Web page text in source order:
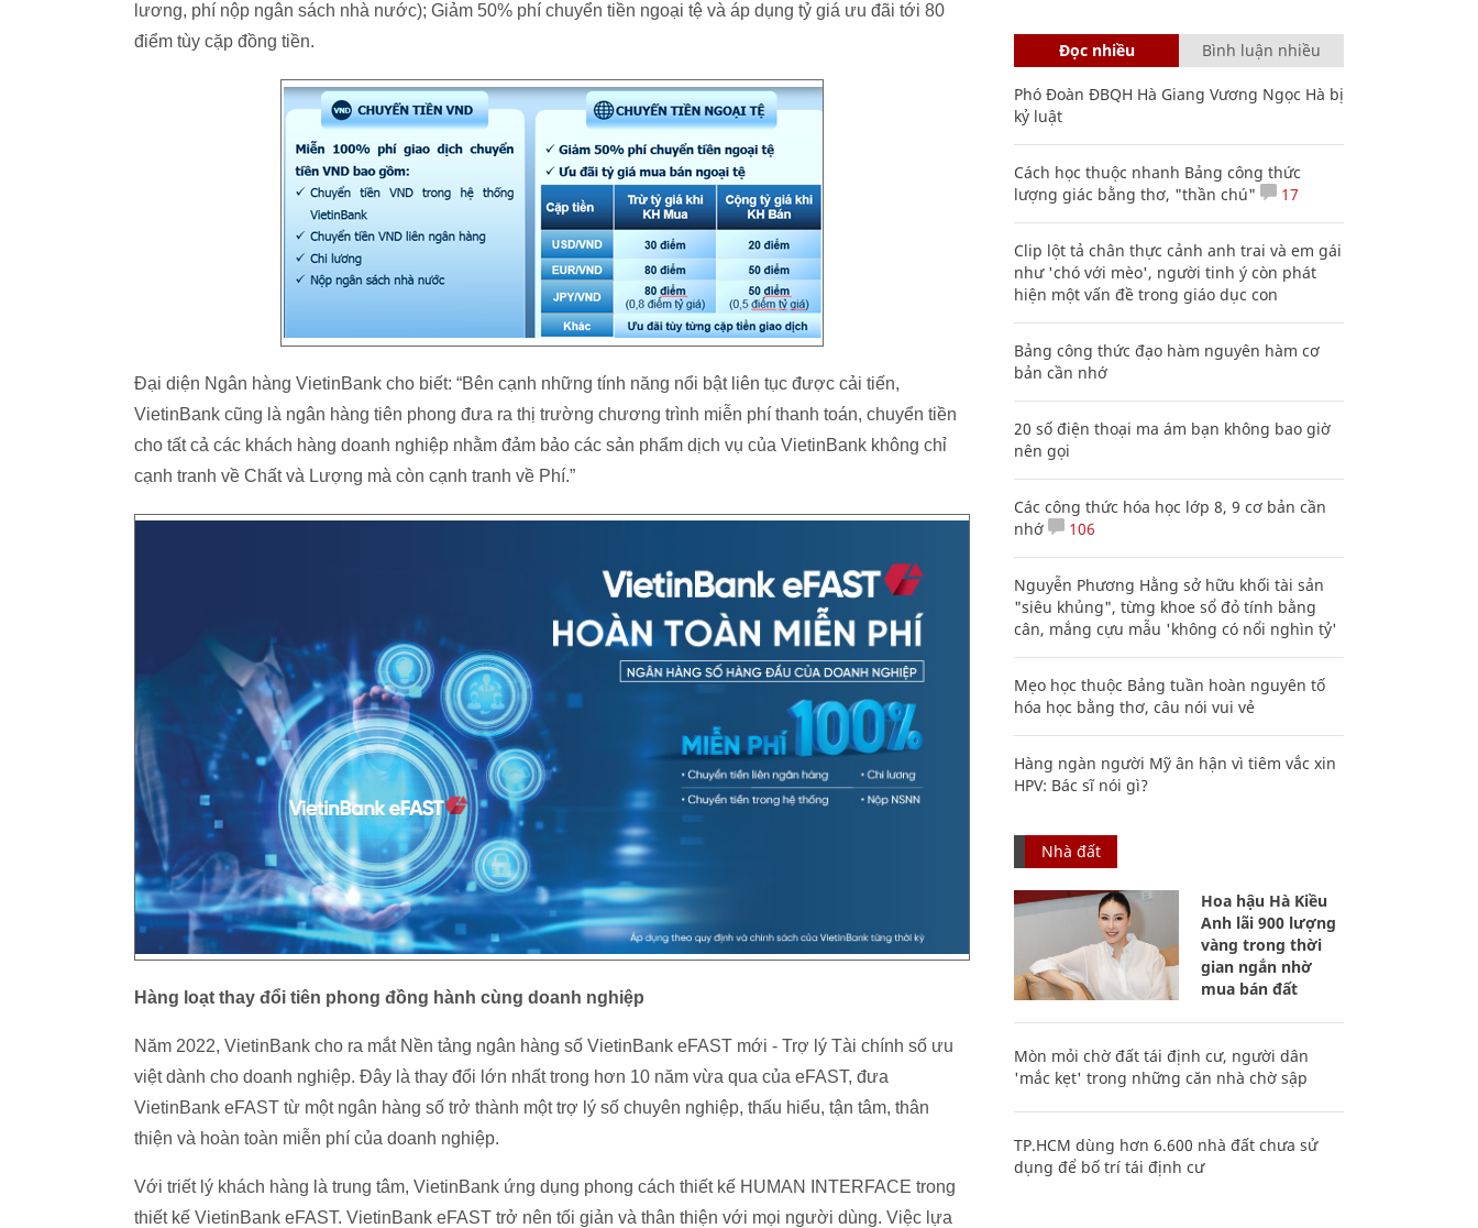
lương, phí nộp ngân sách nhà nước); Giảm 50% phí chuyển tiền ngoại tệ và áp dụng tỷ giá ưu đãi tới 80
điểm tùy cặp đồng tiền.
Đại diện Ngân hàng VietinBank cho biết: “Bên cạnh những tính năng nổi bật liên tục được cải tiến,
VietinBank cũng là ngân hàng tiên phong đưa ra thị trường chương trình miễn phí thanh toán, chuyển tiền
cho tất cả các khách hàng doanh nghiệp nhằm đảm bảo các sản phẩm dịch vụ của VietinBank không chỉ
cạnh tranh về Chất và Lượng mà còn cạnh tranh về Phí.”
Hàng loạt thay đổi tiên phong đồng hành cùng doanh nghiệp
Năm 2022, VietinBank cho ra mắt Nền tảng ngân hàng số VietinBank eFAST mới - Trợ lý Tài chính số ưu
việt dành cho doanh nghiệp. Đây là thay đổi lớn nhất trong hơn 10 năm vừa qua của eFAST, đưa
VietinBank eFAST từ một ngân hàng số trở thành một trợ lý số chuyên nghiệp, thấu hiểu, tận tâm, thân
thiện và hoàn toàn miễn phí của doanh nghiệp.
Với triết lý khách hàng là trung tâm, VietinBank ứng dụng phong cách thiết kế HUMAN INTERFACE trong
thiết kế VietinBank eFAST. VietinBank eFAST trở nên tối giản và thân thiện với mọi người dùng. Việc lựa
Đọc nhiều Bình luận nhiều
Phó Đoàn ĐBQH Hà Giang Vương Ngọc Hà bị
kỷ luật
Cách học thuộc nhanh Bảng công thức
lượng giác bằng thơ, "thần chú"
17
Clip lột tả chân thực cảnh anh trai và em gái
như 'chó với mèo', người tinh ý còn phát
hiện một vấn đề trong giáo dục con
Bảng công thức đạo hàm nguyên hàm cơ
bản cần nhớ
20 số điện thoại ma ám bạn không bao giờ
nên gọi
Các công thức hóa học lớp 8, 9 cơ bản cần
nhớ
106
Nguyễn Phương Hằng sở hữu khối tài sản
"siêu khủng", từng khoe sổ đỏ tính bằng
cân, mắng cựu mẫu 'không có nổi nghìn tỷ'
Mẹo học thuộc Bảng tuần hoàn nguyên tố
hóa học bằng thơ, câu nói vui vẻ
Hàng ngàn người Mỹ ân hận vì tiêm vắc xin
HPV: Bác sĩ nói gì?
Nhà đất
Hoa hậu Hà Kiều
Anh lãi 900 lượng
vàng trong thời
gian ngắn nhờ
mua bán đất
Mòn mỏi chờ đất tái định cư, người dân
'mắc kẹt' trong những căn nhà chờ sập
TP.HCM dùng hơn 6.600 nhà đất chưa sử
dụng để bố trí tái định cư